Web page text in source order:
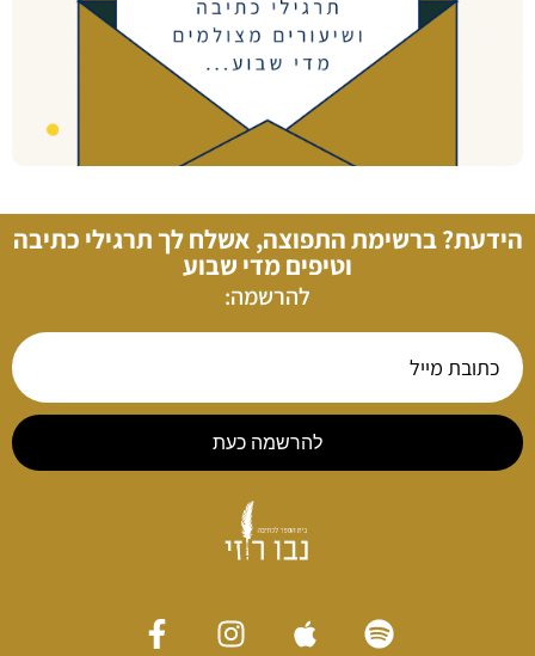
הידעת? ברשימת התפוצה, אשלח לך תרגילי כתיבה
וטיפים מדי שבוע
להרשמה:
להרשמה כעת